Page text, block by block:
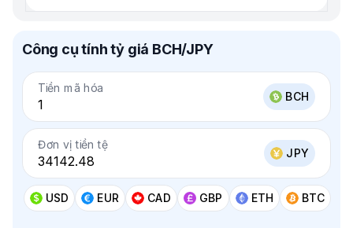
Công cụ tính tỷ giá BCH/JPY
Tiền mã hóa
BCH
Đơn vị tiền tệ
JPY
USD EUR CAD GBP ETH BTC